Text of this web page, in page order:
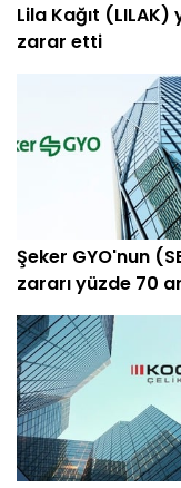
Lila Kağıt (LILAK)
zarar etti
Şeker GYO'nun
zararı yüzde 70
Bilanço açıklandı